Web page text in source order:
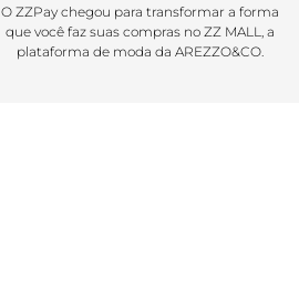
O ZZPay chegou para transformar a forma
que você faz suas compras no ZZ MALL, a
plataforma de moda da AREZZO&CO.